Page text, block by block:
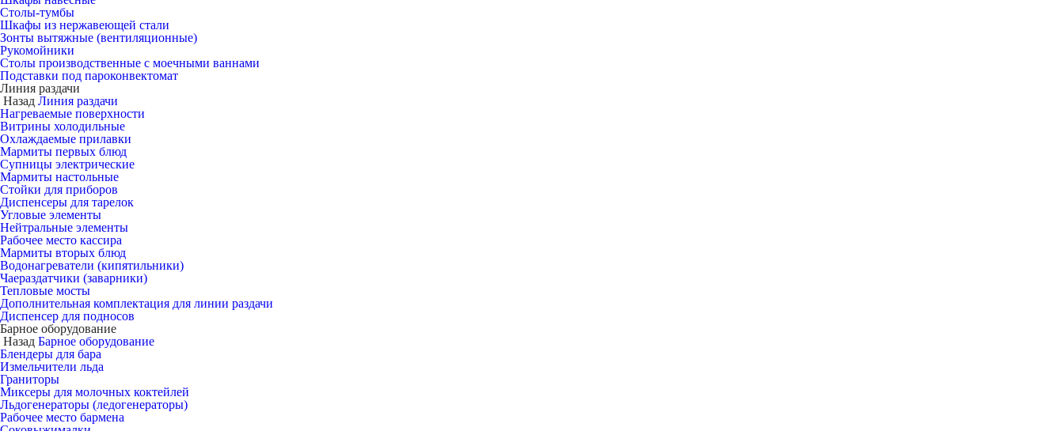
Столы-тумбы
Шкафы из нержавеющей стали
Зонты вытяжные (вентиляционные)
Рукомойники
Столы производственные с моечными ваннами
Подставки под пароконвектомат
Линия раздачи
Назад Линия раздачи
Нагреваемые поверхности
Витрины холодильные
Охлаждаемые прилавки
Мармиты первых блюд
Супницы электрические
Мармиты настольные
Стойки для приборов
Диспенсеры для тарелок
Угловые элементы
Нейтральные элементы
Рабочее место кассира
Мармиты вторых блюд
Водонагреватели (кипятильники)
Чаераздатчики (заварники)
Тепловые мосты
Дополнительная комплектация для линии раздачи
Диспенсер для подносов
Барное оборудование
Назад Барное оборудование
Блендеры для бара
Измельчители льда
Граниторы
Миксеры для молочных коктейлей
Льдогенераторы (ледогенераторы)
Рабочее место бармена